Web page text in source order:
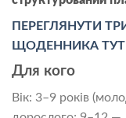
ПЕРЕГЛЯНУТИ
ЩОДЕННИКА ТУТ
Для кого
Вік: 3–9 років